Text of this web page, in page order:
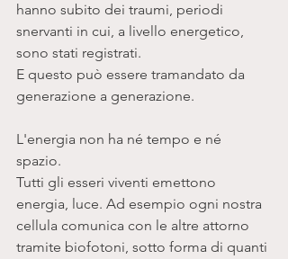
hanno subito dei traumi, periodi
snervanti in cui, a livello energetico,
sono stati registrati.
E questo può essere tramandato da
generazione a generazione.
L'energia non ha né tempo e né
spazio.
Tutti gli esseri viventi emettono
energia, luce. Ad esempio ogni nostra
cellula comunica con le altre attorno
tramite biofotoni, sotto forma di quanti